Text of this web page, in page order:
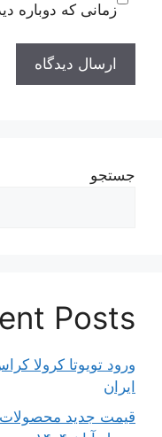
زمانی که دوباره
جستجو
Posts
ایران
قیمت جدید